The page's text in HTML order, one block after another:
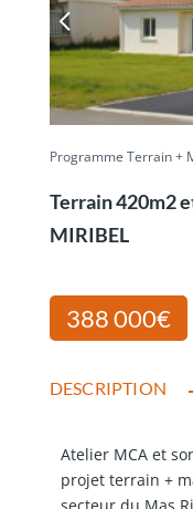
Programme Terrain +
Terrain 420m2
MIRIBEL
388 000€
DESCRIPTION
Atelier MCA et
projet terrain +